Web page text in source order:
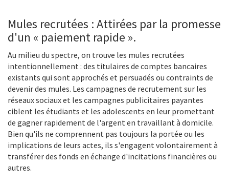
Mules recrutées : Attirées par la promesse
d'un « paiement rapide ».
Au milieu du spectre, on trouve les mules recrutées
intentionnellement : des titulaires de comptes bancaires
existants qui sont approchés et persuadés ou contraints de
devenir des mules. Les campagnes de recrutement sur les
réseaux sociaux et les campagnes publicitaires payantes
ciblent les étudiants et les adolescents en leur promettant
de gagner rapidement de l'argent en travaillant à domicile.
Bien qu'ils ne comprennent pas toujours la portée ou les
implications de leurs actes, ils s'engagent volontairement à
transférer des fonds en échange d'incitations financières ou
autres.